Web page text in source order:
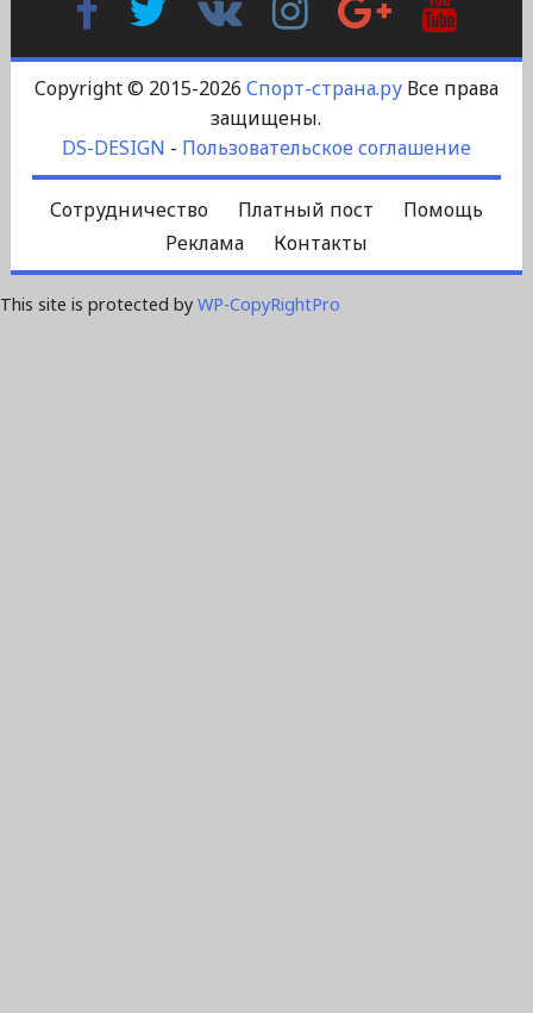
Контакте
Plus
Copyright © 2015-2026 Спорт-страна.руВсе права
защищены.
DS-DESIGN - Пользовательское соглашение
Сотрудничество Платный пост
Помощь
Реклама
Контакты
This site is protected by WP-CopyRightPro